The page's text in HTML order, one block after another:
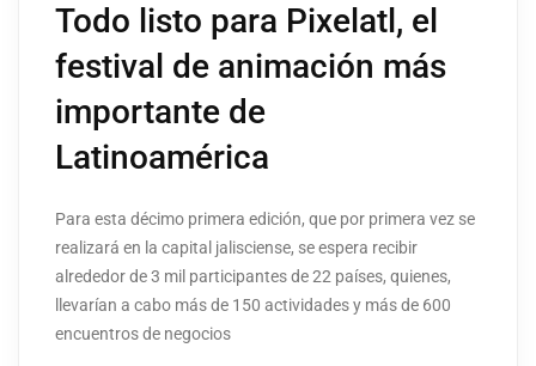
Todo listo para Pixelatl, el
festival de animación más
importante de
Latinoamérica
Para esta décimo primera edición, que por primera vez se
realizará en la capital jalisciense, se espera recibir
alrededor de 3 mil participantes de 22 países, quienes,
llevarían a cabo más de 150 actividades y más de 600
encuentros de negocios